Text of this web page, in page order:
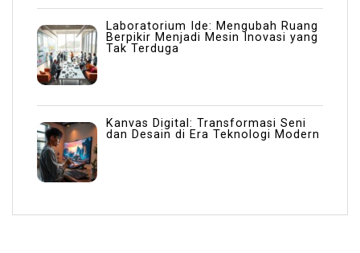
Laboratorium Ide: Mengubah Ruang
Berpikir Menjadi Mesin Inovasi yang
Tak Terduga
Kanvas Digital: Transformasi Seni
dan Desain di Era Teknologi Modern